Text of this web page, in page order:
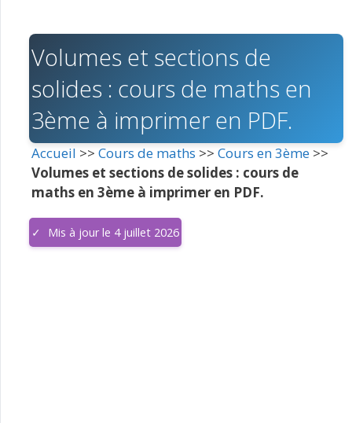
Volumes et sections de
solides : cours de maths en
3ème à imprimer en PDF.
Accueil >> Cours de maths >> Cours en 3ème >>
Volumes et sections de solides : cours de
maths en 3ème à imprimer en PDF.
Mis à jour le 4 juillet 2026